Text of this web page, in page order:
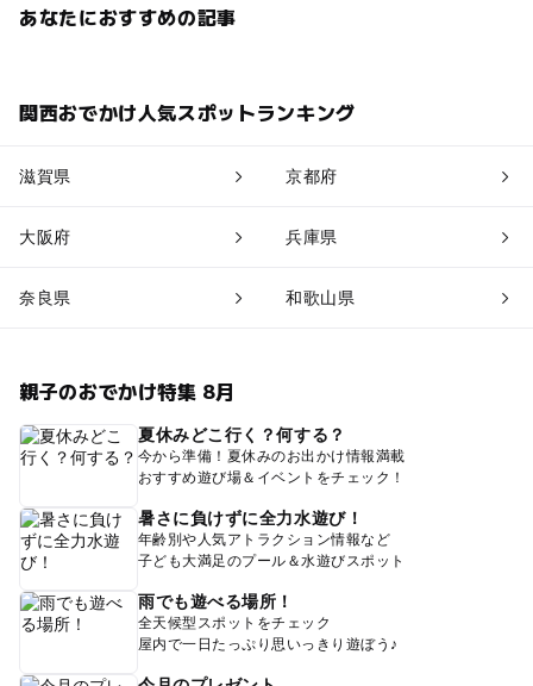
あなたにおすすめの記事
関西おでかけ人気スポットランキング
滋賀県 京都府
大阪府 兵庫県
奈良県 和歌山県
親子のおでかけ特集 8月
夏休みどこ行く？何する？
今から準備！夏休みのお出かけ情報満載
おすすめ遊び場＆イベントをチェック！
暑さに負けずに全力水遊び！
年齢別や人気アトラクション情報など
子ども大満足のプール＆水遊びスポット
雨でも遊べる場所！
全天候型スポットをチェック
屋内で一日たっぷり思いっきり遊ぼう♪